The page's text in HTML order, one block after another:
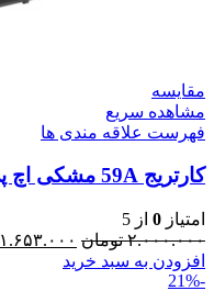
مقایسه
مشاهده سریع
فهرست علاقه مندی ها
کارتریج 59A مشکی اچ پی(hp) – بدون چیپ
امتیاز 0 از 5
۲.۰۰۰.۰۰۰ تومان ۱.۶۵۳.۰۰۰
افزودن به سبد خرید
-21%